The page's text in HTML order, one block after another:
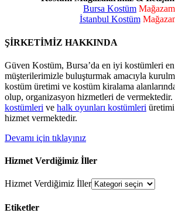
Bursa Kostüm
İstanbul Kostüm
ŞİRKETİMİZ HAKKINDA
Güven Kostüm, Bursa’da en iyi kostümleri
müşterilerimizle buluşturmak amacıyla
kostüm üretimi ve kostüm kiralama
olup, organizasyon hizmetleri de
kostümleri ve halk oyunları kostümleri
hizmet vermektedir.
Devamı için tıklayınız
Hizmet Verdiğimiz İller
Hizmet Verdiğimiz İller
Etiketler